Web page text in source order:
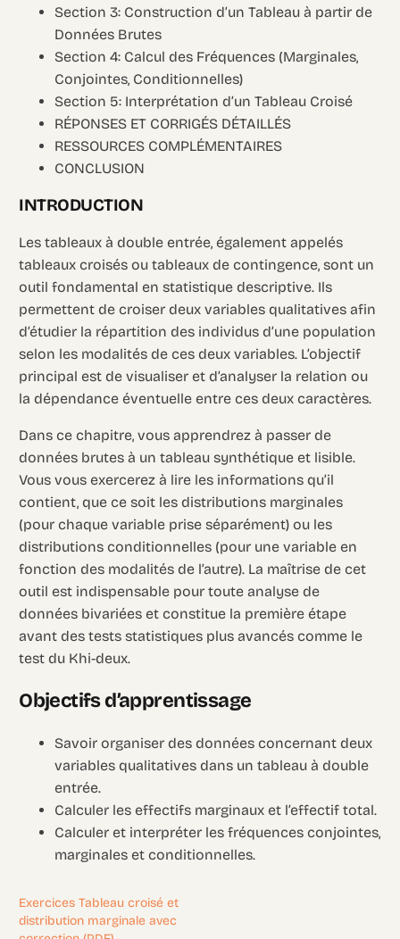
Section 3: Construction d’un Tableau à partir de
Données Brutes
Section 4: Calcul des Fréquences (Marginales,
Conjointes, Conditionnelles)
Section 5: Interprétation d’un Tableau Croisé
RÉPONSES ET CORRIGÉS DÉTAILLÉS
RESSOURCES COMPLÉMENTAIRES
CONCLUSION
INTRODUCTION
Les tableaux à double entrée, également appelés
tableaux croisés ou tableaux de contingence, sont un
outil fondamental en statistique descriptive. Ils
permettent de croiser deux variables qualitatives afin
d’étudier la répartition des individus d’une population
selon les modalités de ces deux variables. L’objectif
principal est de visualiser et d’analyser la relation ou
la dépendance éventuelle entre ces deux caractères.
Dans ce chapitre, vous apprendrez à passer de
données brutes à un tableau synthétique et lisible.
Vous vous exercerez à lire les informations qu’il
contient, que ce soit les distributions marginales
(pour chaque variable prise séparément) ou les
distributions conditionnelles (pour une variable en
fonction des modalités de l’autre). La maîtrise de cet
outil est indispensable pour toute analyse de
données bivariées et constitue la première étape
avant des tests statistiques plus avancés comme le
test du Khi-deux.
Objectifs d’apprentissage
Savoir organiser des données concernant deux
variables qualitatives dans un tableau à double
entrée.
Calculer les effectifs marginaux et l’effectif total.
Calculer et interpréter les fréquences conjointes,
marginales et conditionnelles.
Exercices Tableau croisé et
distribution marginale avec